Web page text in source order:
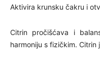
Aktivira krunsku čakru i
Citrin pročišćava i
harmoniju s fizičkim. Citrin